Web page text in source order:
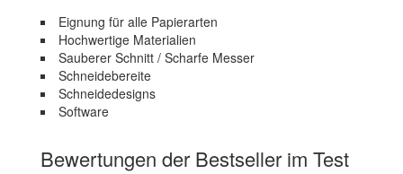
Eignung für alle Papierarten
Hochwertige Materialien
Sauberer Schnitt / Scharfe Messer
Schneidebereite
Schneidedesigns
Software
Bewertungen der Bestseller im Test